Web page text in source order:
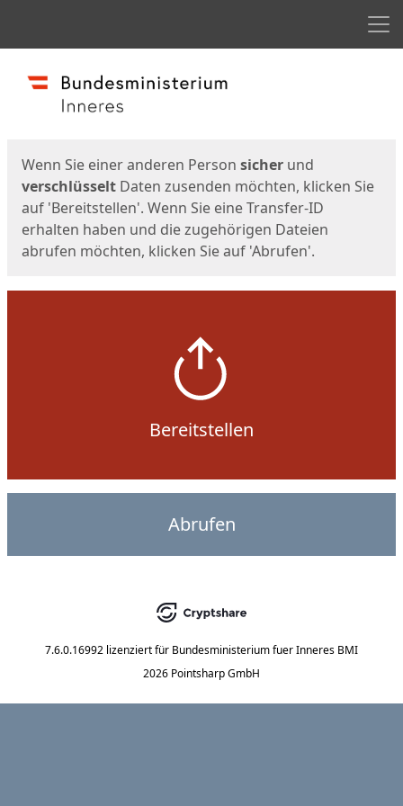
Start
Wenn Sie einer anderen Person sicher und
verschlüsselt Daten zusenden möchten, klicken Sie
auf 'Bereitstellen'. Wenn Sie eine Transfer-ID
erhalten haben und die zugehörigen Dateien
abrufen möchten, klicken Sie auf 'Abrufen'.
Bereitstellen
Abrufen
7.6.0.16992 lizenziert für Bundesministerium fuer Inneres BMI
2026 Pointsharp GmbH